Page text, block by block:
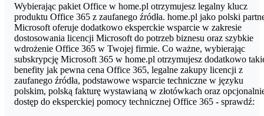
Wybierając pakiet Office w home.pl otrzymujesz legalny klucz
produktu Office 365 z zaufanego źródła. home.pl jako polski
Microsoft oferuje dodatkowo eksperckie wsparcie w zakresie
dostosowania licencji Microsoft do potrzeb biznesu oraz szybkie
wdrożenie Office 365 w Twojej firmie. Co ważne, wybierając
subskrypcję Microsoft 365 w home.pl otrzymujesz dodatkowo
benefity jak pewna cena Office 365, legalne zakupy licencji z
zaufanego źródła, podstawowe wsparcie techniczne w języku
polskim, polską fakturę wystawianą w złotówkach oraz
dostęp do eksperckiej pomocy technicznej Office 365 - sprawdź: